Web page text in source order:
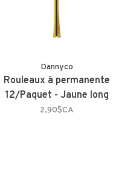
Dannyco
Rouleaux à permanente
12/Paquet - Jaune long
2,90$CA